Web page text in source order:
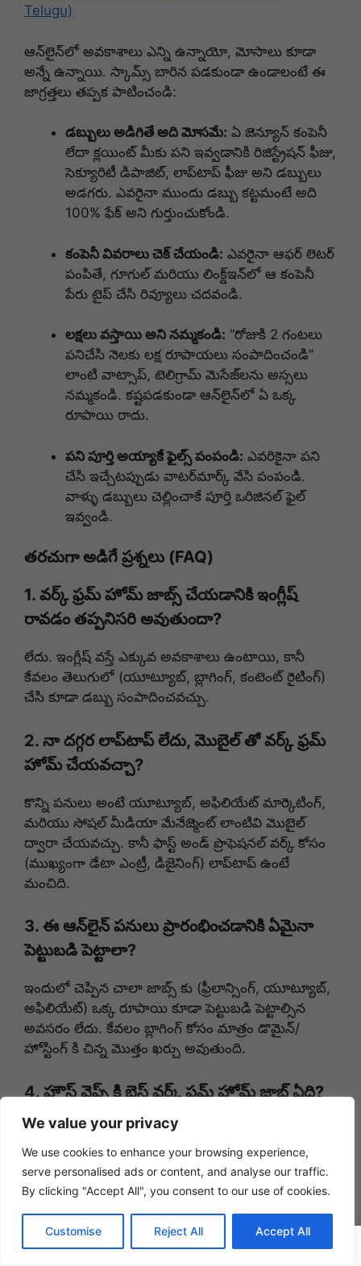
We value your privacy
We use cookies to enhance your browsing experience,
serve personalised ads or content, and analyse our traffic.
By clicking "Accept All", you consent to our use of cookies.
Customise Reject All Accept All
Telugu)
ఆన్‌లైన్‌లో అవకాశాలు ఎన్ని ఉన్నాయో, మోసాలు కూడా
అన్నే ఉన్నాయి. స్కామ్స్ బారిన పడకుండా ఉండాలంటే ఈ
జాగ్రత్తలు తప్పక పాటించండి:
డబ్బులు అడిగితే అది మోసమే: ఏ జెన్యూన్ కంపెనీ
లేదా క్లయింట్ మీకు పని ఇవ్వడానికి రిజిస్ట్రేషన్ ఫీజు,
సెక్యూరిటీ డిపాజిట్, లాప్‌టాప్ ఫీజు అని డబ్బులు
అడగరు. ఎవరైనా ముందు డబ్బు కట్టమంటే అది
100% ఫేక్ అని గుర్తుంచుకోండి.
కంపెనీ వివరాలు చెక్ చేయండి: ఎవరైనా ఆఫర్ లెటర్
పంపితే, గూగుల్ మరియు లింక్డ్‌ఇన్‌లో ఆ కంపెనీ
పేరు టైప్ చేసి రివ్యూలు చదవండి.
లక్షలు వస్తాయి అని నమ్మకండి: “రోజుకి 2 గంటలు
పనిచేసి నెలకు లక్ష రూపాయలు సంపాదించండి”
లాంటి వాట్సాప్, టెలిగ్రామ్ మెసేజ్‌లను అస్సలు
నమ్మకండి. కష్టపడకుండా ఆన్‌లైన్‌లో ఏ ఒక్క
రూపాయి రాదు.
పని పూర్తి అయ్యాకే ఫైల్స్ పంపండి: ఎవరికైనా పని
చేసి ఇచ్చేటప్పుడు వాటర్‌మార్క్ వేసి పంపండి.
వాళ్ళు డబ్బులు చెల్లించాకే పూర్తి ఒరిజినల్ ఫైల్
ఇవ్వండి.
తరచుగా అడిగే ప్రశ్నలు (FAQ)
1. వర్క్ ఫ్రమ్ హోమ్ జాబ్స్ చేయడానికి ఇంగ్లీష్
రావడం తప్పనిసరి అవుతుందా?
లేదు. ఇంగ్లీష్ వస్తే ఎక్కువ అవకాశాలు ఉంటాయి, కానీ
కేవలం తెలుగులో (యూట్యూబ్, బ్లాగింగ్, కంటెంట్ రైటింగ్)
చేసి కూడా డబ్బు సంపాదించవచ్చు.
2. నా దగ్గర లాప్‌టాప్ లేదు, మొబైల్ తో వర్క్ ఫ్రమ్
హోమ్ చేయవచ్చా?
కొన్ని పనులు అంటే యూట్యూబ్, అఫిలియేట్ మార్కెటింగ్,
మరియు సోషల్ మీడియా మేనేజ్మెంట్ లాంటివి మొబైల్
ద్వారా చేయవచ్చు. కానీ ఫాస్ట్ అండ్ ప్రొఫెషనల్ వర్క్ కోసం
(ముఖ్యంగా డేటా ఎంట్రీ, డిజైనింగ్) లాప్‌టాప్ ఉంటే
మంచిది.
3. ఈ ఆన్‌లైన్ పనులు ప్రారంభించడానికి ఏమైనా
పెట్టుబడి పెట్టాలా?
ఇందులో చెప్పిన చాలా జాబ్స్ కు (ఫ్రీలాన్సింగ్, యూట్యూబ్,
అఫిలియేట్) ఒక్క రూపాయి కూడా పెట్టుబడి పెట్టాల్సిన
అవసరం లేదు. కేవలం బ్లాగింగ్ కోసం మాత్రం డొమైన్/
హోస్టింగ్ కి చిన్న మొత్తం ఖర్చు అవుతుంది.
4. హౌస్ వైఫ్స్ కి బెస్ట్ వర్క్ ఫ్రమ్ హోమ్ జాబ్ ఏది?
డేటా ఎంట్రీ, వర్చువల్ అసిస్టెంట్, ఆన్‌లైన్ ట్యూటరింగ్,
యూట్యూబ్ (కుకింగ్ లేదా వ్లాగ్స్) గృహిణులకు చాలా
అనువైనవి.
ముగింపు (Conclusion)
ఇంట్లో ఉండి ఆన్‌లైన్‌లో డబ్బు సంపాదించడం అనేది రాత్రికి
WA Channel Telegram YouTube FB